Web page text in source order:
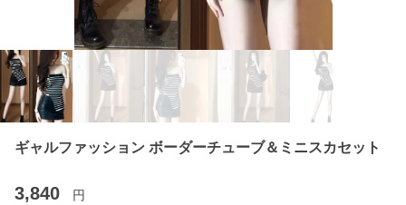
ギャルファッション ボーダーチューブ＆ミニスカセット
3,840 円